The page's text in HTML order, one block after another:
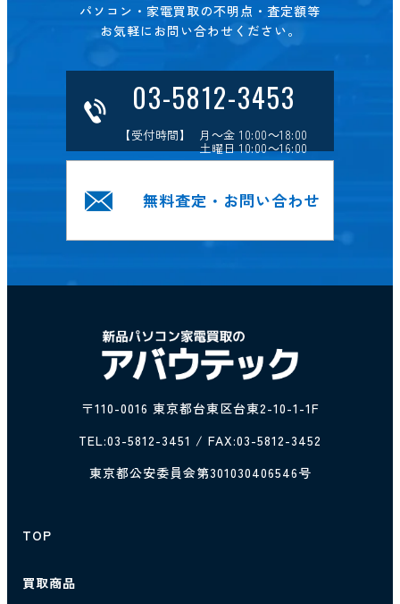
パソコン・家電買取の不明点・査定額等
お気軽にお問い合わせください。
03-5812-3453
【受付時間】 月～金 10:00～18:00
土曜日 10:00～16:00
無料査定・お問い合わせ
〒110-0016 東京都台東区台東2-10-1-1F
TEL:03-5812-3451 / FAX:03-5812-3452
東京都公安委員会第301030406546号
TOP
買取商品